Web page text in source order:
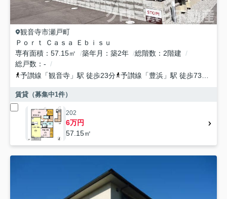
観音寺市瀬戸町
Ｐｏｒｔ Ｃａｓａ Ｅｂｉｓｕ
専有面積
57.15㎡ 築年月 築2年 総階数
2階建
総戸数
-
予讃線 「観音寺 」駅 徒歩23分 予讃線 「豊浜 」駅 徒歩73分
賃貸（募集中1件）
202
6万円
57.15㎡